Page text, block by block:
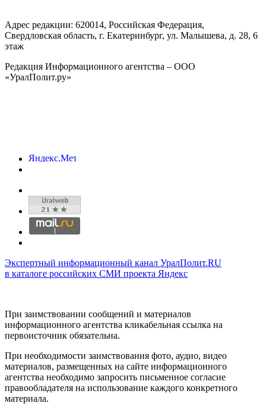
Адрес редакции: 620014, Российская Федерация,
Свердловская область, г. Екатеринбург, ул. Малышева, д. 28, 6
этаж
Редакция Информационного агентства – ООО
«УралПолит.ру»
Экспертный информационный канал УралПолит.RU
в каталоге российских СМИ проекта Яндекс
При заимствовании сообщений и материалов
информационного агентства кликабельная ссылка на
первоисточник обязательна.
При необходимости заимствования фото, аудио, видео
материалов, размещенных на сайте информационного
агентства необходимо запросить письменное согласие
правообладателя на использование каждого конкретного
материала.